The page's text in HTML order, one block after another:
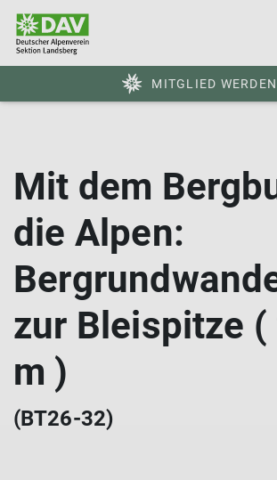
MITGLIED WERDEN
Mit dem
die Alpen:
zur Bleispitze (
m )
(BT26-32)